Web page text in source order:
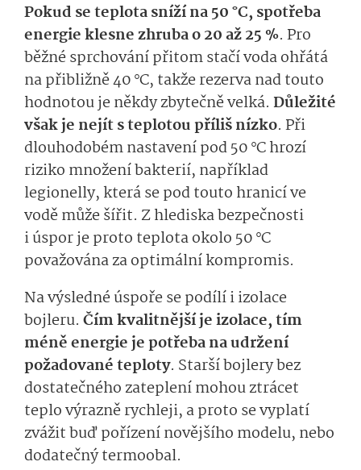
Pokud se teplota sníží na 50 °C,spotřeba
energie klesne zhruba o 20 až 25 %. Pro
běžné sprchování přitom stačí voda ohřátá
na přibližně 40 °C, takže rezerva nad touto
hodnotou je někdy zbytečně velká. Důležité
však je nejít s teplotou příliš nízko. Při
dlouhodobém nastavení pod 50 °C hrozí
riziko množení bakterií, například
legionelly, která se pod touto hranicí ve
vodě může šířit. Z hlediska bezpečnosti
i úspor je proto teplota okolo 50 °C
považována za optimální kompromis.
Na výsledné úspoře se podílí i izolace
bojleru. Čím kvalitnější je izolace, tím
méně energie je potřeba na udržení
požadované teploty. Starší bojlery bez
dostatečného zateplení mohou ztrácet
teplo výrazně rychleji, a proto se vyplatí
zvážit buď pořízení novějšího modelu, nebo
dodatečný termoobal.